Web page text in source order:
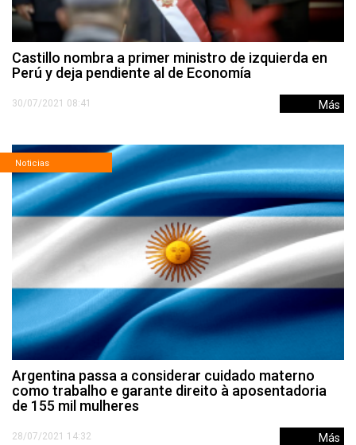
Castillo nombra a primer ministro de izquierda en
Perú y deja pendiente al de Economía
30/07/2021 08:41 Más
Noticias
Argentina passa a considerar cuidado materno
como trabalho e garante direito à aposentadoria
de 155 mil mulheres
28/07/2021 14:32 Más